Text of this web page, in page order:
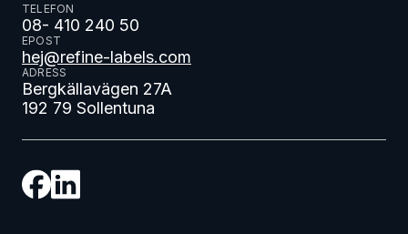
TELEFON
08- 410 240 50
EPOST
hej@refine-labels.com
ADRESS
Bergkällavägen 27A
192 79 Sollentuna